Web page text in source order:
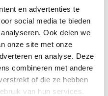
en advertenties te
social media te bieden
Ook delen we
onze site met onze
en analyse. Deze
combineren met andere
of die ze hebben
van hun services.
te vinden.